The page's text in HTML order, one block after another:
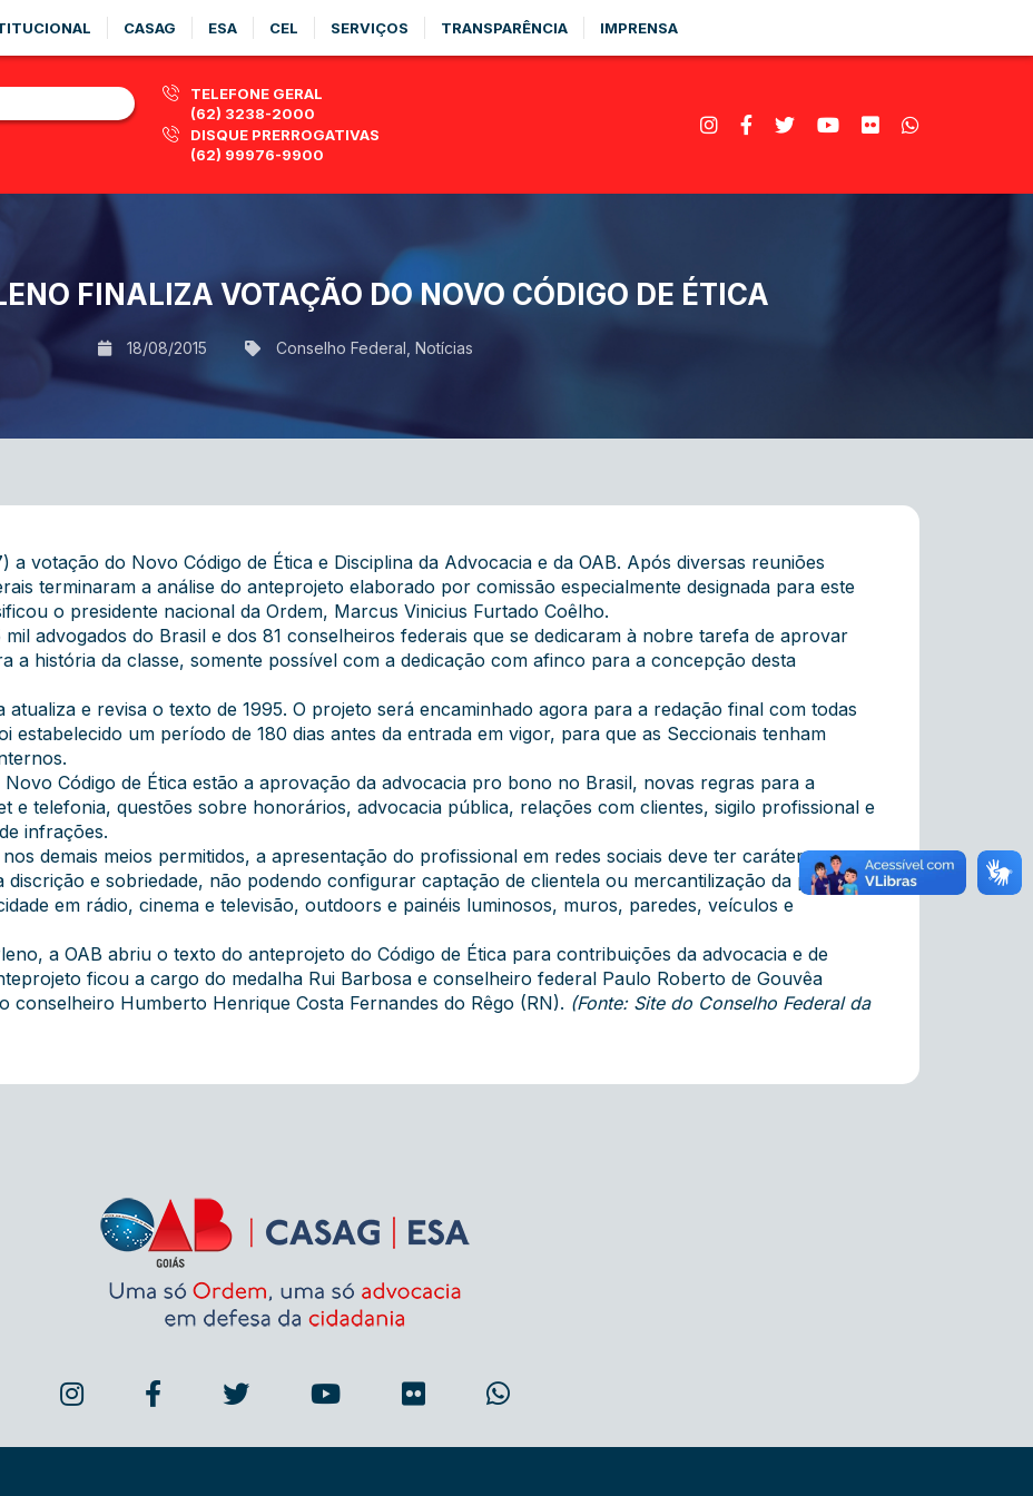
CASAG ESA CEL SERVIÇOS TRANSPARÊNCIA IMPRENSA
TELEFONE GERAL
(62) 3238-2000
DISQUE PRERROGATIVAS
(62) 99976-9900
FINALIZA VOTAÇÃO DO NOVO CÓDIGO DE ÉTICA
18/08/2015 Conselho Federal Notícias
a votação do Novo Código de Ética e Disciplina da Advocacia e da OAB. Após diversas reuniões
terminaram a análise do anteprojeto elaborado por comissão especialmente designada para este
o presidente nacional da Ordem, Marcus Vinicius Furtado Coêlho.
advogados do Brasil e dos 81 conselheiros federais que se dedicaram à nobre tarefa de aprovar
a história da classe, somente possível com a dedicação com afinco para a concepção desta
atualiza e revisa o texto de 1995. O projeto será encaminhado agora para a redação final com todas
estabelecido um período de 180 dias antes da entrada em vigor, para que as Seccionais tenham
Código de Ética estão a aprovação da advocacia pro bono no Brasil, novas regras para a
e telefonia, questões sobre honorários, advocacia pública, relações com clientes, sigilo profissional e
infrações.
demais meios permitidos, a apresentação do profissional em redes sociais deve ter caráter
e sobriedade, não podendo configurar captação de clientela ou mercantilização da profissão.
em rádio, cinema e televisão, outdoors e painéis luminosos, muros, paredes, veículos e
a OAB abriu o texto do anteprojeto do Código de Ética para contribuições da advocacia e de
ficou a cargo do medalha Rui Barbosa e conselheiro federal Paulo Roberto de Gouvêa
conselheiro Humberto Henrique Costa Fernandes do Rêgo (RN). (Fonte: Site do Conselho Federal da